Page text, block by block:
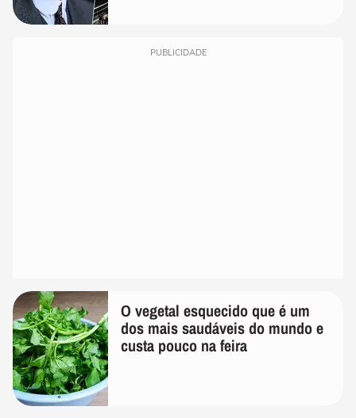
PUBLICIDADE
O vegetal esquecido que é um
dos mais saudáveis do mundo e
custa pouco na feira